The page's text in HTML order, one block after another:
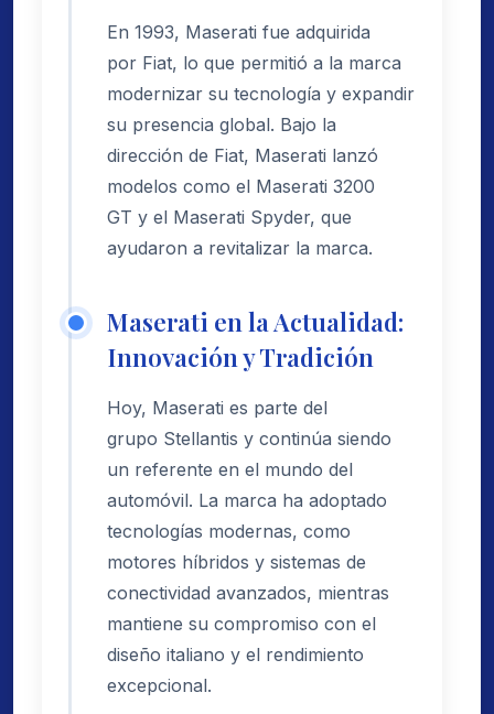
En 1993, Maserati fue adquirida
por Fiat, lo que permitió a la marca
modernizar su tecnología y expandir
su presencia global. Bajo la
dirección de Fiat, Maserati lanzó
modelos como el Maserati 3200
GT y el Maserati Spyder, que
ayudaron a revitalizar la marca.
Maserati en la Actualidad:
Innovación y Tradición
Hoy, Maserati es parte del
grupo Stellantis y continúa siendo
un referente en el mundo del
automóvil. La marca ha adoptado
tecnologías modernas, como
motores híbridos y sistemas de
conectividad avanzados, mientras
mantiene su compromiso con el
diseño italiano y el rendimiento
excepcional.